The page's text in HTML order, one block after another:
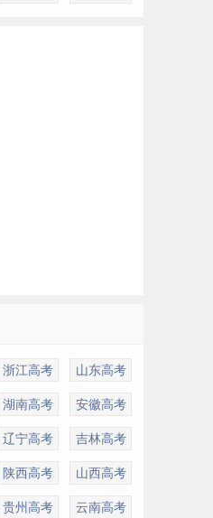
浙江高考 山东高考
湖南高考 安徽高考
辽宁高考 吉林高考
陕西高考 山西高考
贵州高考 云南高考